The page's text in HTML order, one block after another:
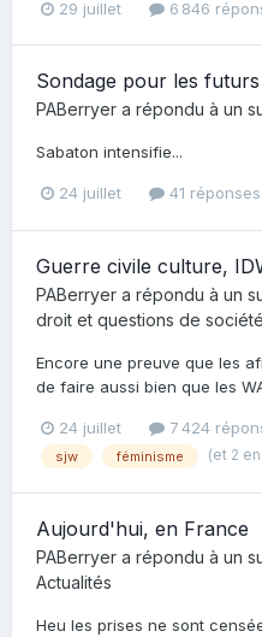
29 juillet 6 846
Sondage pour les
PABerryer a répondu à un
Sabaton intensifie...
24 juillet 41 réponses
Guerre civile culture,
PABerryer a répondu à un
droit et questions de société
Encore une preuve que les
de faire aussi bien que les
24 juillet 7 424
sjw féminisme (et 2
Aujourd'hui, en France
PABerryer a répondu à un
Actualités
Heu les prises ne sont